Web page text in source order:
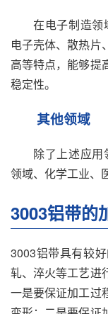
在电子制造领
电子壳体、散热片
高等特点，能够提
稳定性。
其他领域
除了上述应
领域、化学工业、
3003铝带的
3003铝带具有较
轧、淬火等工艺进
一是要保证加工过